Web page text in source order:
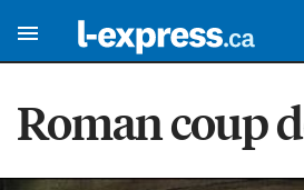
Roman coup